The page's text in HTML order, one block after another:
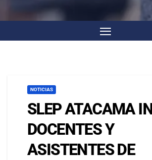
NOTICIAS
SLEP ATACAMA
DOCENTES Y
ASISTENTES DE